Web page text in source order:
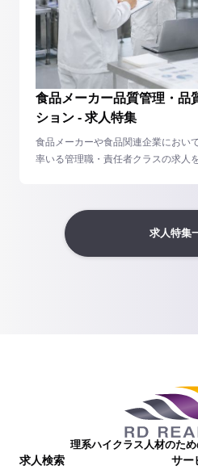
食品メーカー品質管理・品
ション - 求人特集
食品メーカーや食品関連企業におい
率いる管理職・責任者クラスの求人
求人特集
理系ハイクラス人材のた
求人検索 サー